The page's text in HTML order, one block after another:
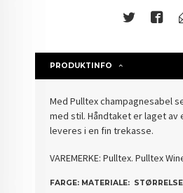
PRODUKTINFO
Med Pulltex champagnesabel
med stil. Håndtaket er laget av
leveres i en fin trekasse.
VAREMERKE: Pulltex. Pulltex
FARGE: MATERIALE: